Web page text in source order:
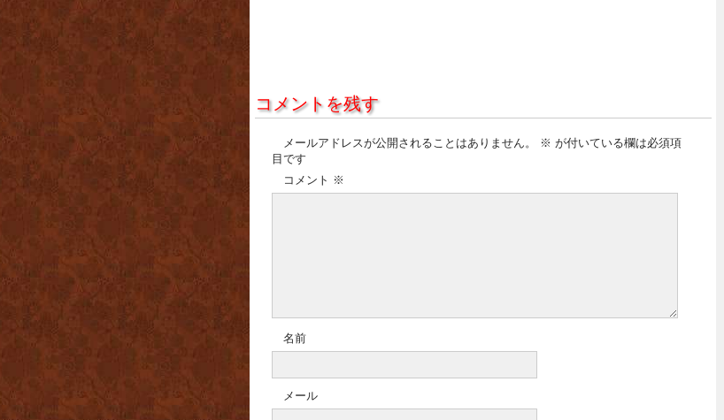
コメントを残す
メールアドレスが公開されることはありません。 ※ が付いている欄は必須項
目です
コメント ※
名前
メール